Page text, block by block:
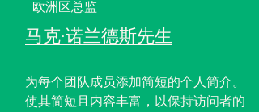
欧洲区总监
马克·诺兰德斯先生
为每个团队成员添加简短的个人简介。
使其简短且内容丰富，以保持访问者的